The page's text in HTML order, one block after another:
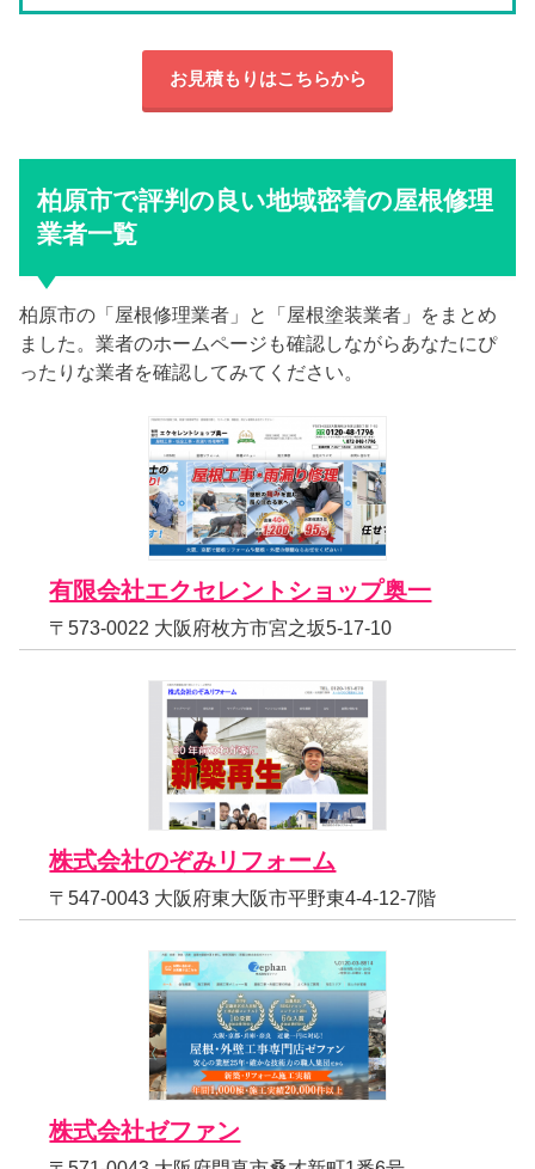
お見積もりはこちらから
柏原市で評判の良い地域密着の屋根修理
業者一覧
柏原市の「屋根修理業者」と「屋根塗装業者」をまとめ
ました。業者のホームページも確認しながらあなたにぴ
ったりな業者を確認してみてください。
有限会社エクセレントショップ奥一
〒573-0022 大阪府枚方市宮之坂5-17-10
株式会社のぞみリフォーム
〒547-0043 大阪府東大阪市平野東4-4-12-7階
株式会社ゼファン